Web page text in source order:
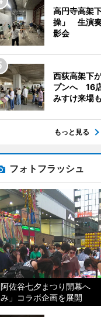
高円寺高架
操」 生演
影会
西荻高架下
プンへ 16
みすけ来場も
もっと見る
フォトフラッシュ
阿佐谷七夕まつり開幕へ
み」コラボ企画を展開